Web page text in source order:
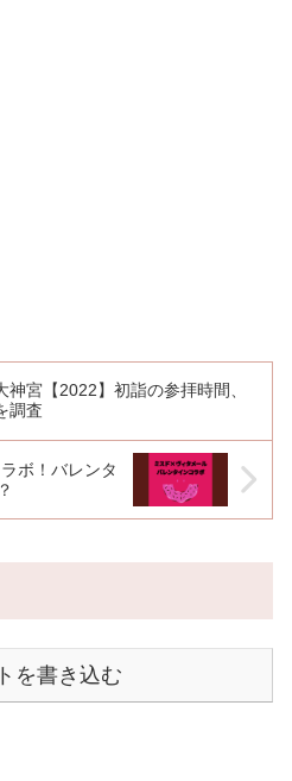
神宮【2022】初詣の参拝時間、
調査
ボ！バレンタ
を書き込む